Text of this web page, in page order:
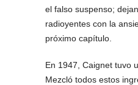
el falso suspenso;
radioyentes con la
próximo capítulo.
En 1947, Caignet tuvo
Mezcló todos estos